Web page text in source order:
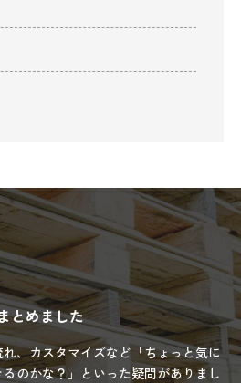
とめました
、カスタマイズなど「ちょっと気に
のかな？」といった疑問がありまし